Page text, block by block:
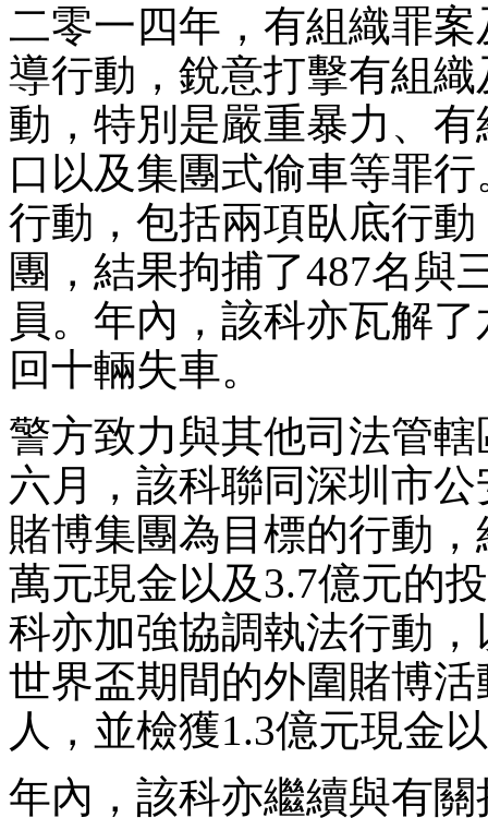
二零一四年，有組織罪
導行動，銳意打擊有組
動，特別是嚴重暴力、
口以及集團式偷車等罪
行動，包括兩項臥底行
團，結果拘捕了487名與
員。年內，該科亦瓦解
回十輛失車。
警方致力與其他司法管
六月，該科聯同深圳市
賭博集團為目標的行動
萬元現金以及3.7億元的
科亦加強協調執法行動
世界盃期間的外圍賭博
人，並檢獲1.3億元現金
年內，該科亦繼續與有